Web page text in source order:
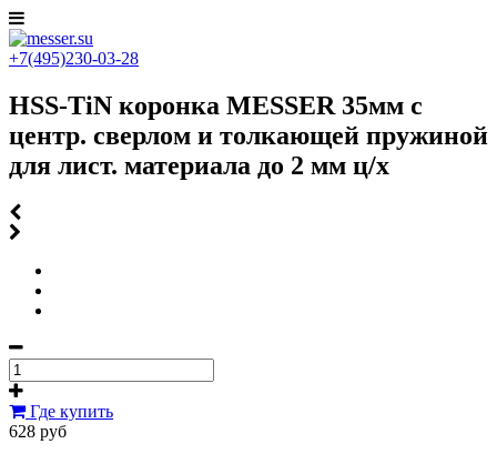
+7(495)230-03-28
HSS-TiN коронка MESSER 35мм с
центр. сверлом и толкающей пружиной
для лист. материала до 2 мм ц/х
Где купить
628 руб